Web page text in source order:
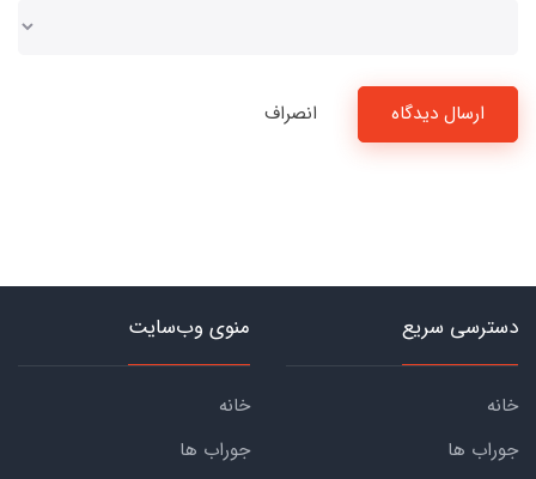
ارسال دیدگاه انصراف
دسترسی سریع
خانه
جوراب ها
منوی وب‌سایت
خانه
جوراب ها